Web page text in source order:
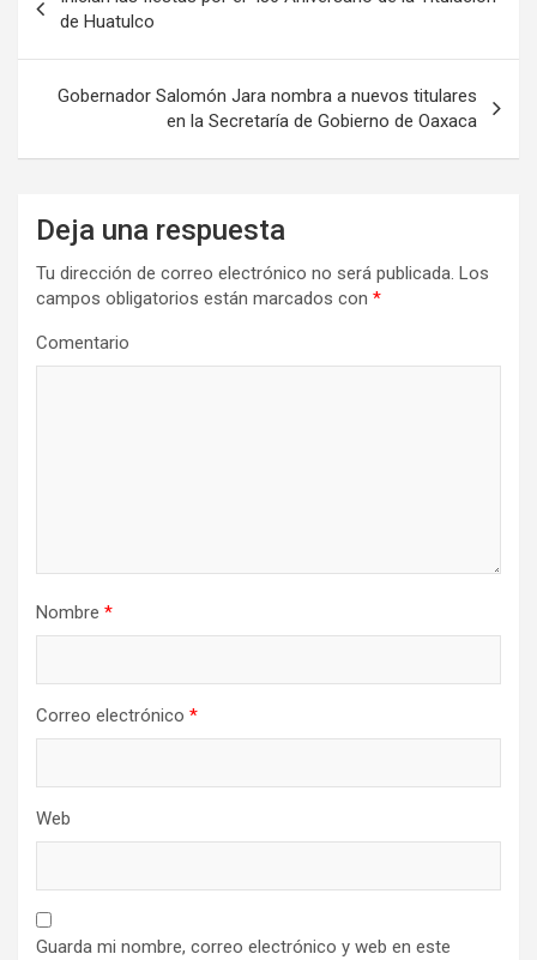
de
entradas
de Huatulco
Gobernador Salomón Jara nombra a nuevos titulares
en la Secretaría de Gobierno de Oaxaca
Deja una respuesta
Tu dirección de correo electrónico no será publicada. Los
campos obligatorios están marcados con *
Comentario
Nombre *
Correo electrónico *
Web
Guarda mi nombre, correo electrónico y web en este